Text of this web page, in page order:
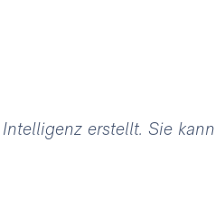
erstellt. Sie kann